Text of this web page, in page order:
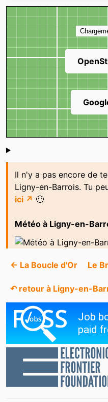
Carte
Shoutbox
Il n'y a pas encore de
Ligny-en-Barrois. Tu
ici ↗ 🙂
Météo à Ligny-en-
← La Boucle d'Or Le
↶ retour à Ligny-en-